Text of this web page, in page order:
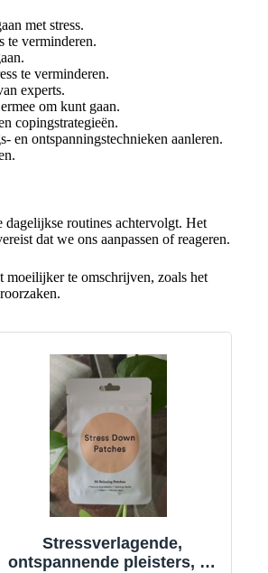
met stress.
te verminderen.
te verminderen.
experts.
om kunt gaan.
copingstrategieën.
en ontspanningstechnieken aanleren.
dagelijkse routines achtervolgt. Het
dat we ons aanpassen of reageren.
moeilijker te omschrijven, zoals het
Stressverlagende,
ontspannende pleisters, 30